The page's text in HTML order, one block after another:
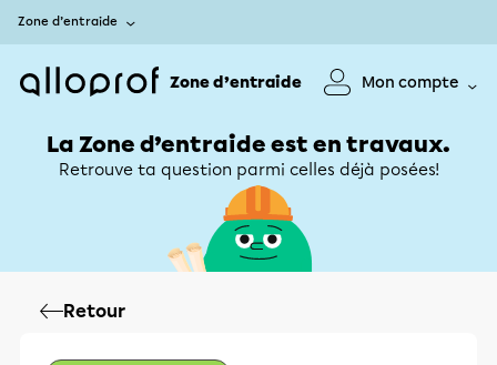
Zone d’entraide
Zone d’entraide Mon compte
La Zone d’entraide est en travaux.
Retrouve ta question parmi celles déjà posées!
Retour